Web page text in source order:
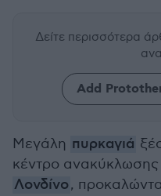
Δείτε περισσότερα
Add
Μεγάλη πυρκαγιά
κέντρο ανακύκλωσης
Λονδίνο,